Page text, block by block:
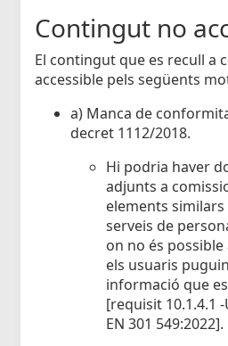
Contingut no
El contingut que es recull a
accessible pels següents
a) Manca de
decret 1112/2018.
Hi podria haver
adjunts a
elements
serveis de
on no és
els usuaris
informació que
[requisit 10.1.4.1
EN 301 549:2022].